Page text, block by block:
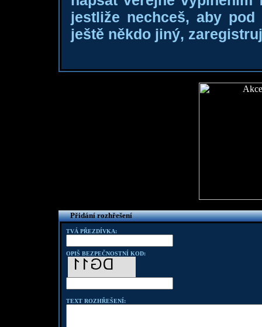
jestliže nechceš, aby
ještě někdo jiný,
Přidání rozhřešení
TVÁ PŘEZDÍVKA:
OPIŠ BEZPEČNOSTNÍ KOD:
TEXT ROZHŘEŠENÍ: